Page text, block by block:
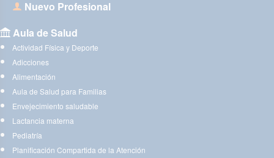
Nuevo Profesional
Aula de Salud
Actividad Física y Deporte
Adicciones
Alimentación
Aula de Salud para Familias
Envejecimiento saludable
Lactancia materna
Pediatría
Planificación Compartida de la Atención